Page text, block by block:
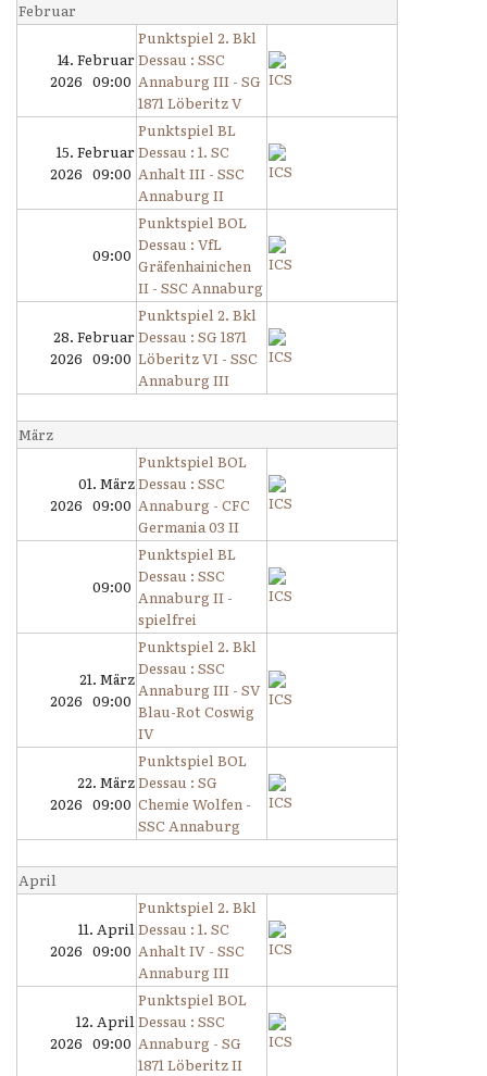
Februar
14. Februar
2026 09:00
Punktspiel 2. Bkl
Dessau : SSC
Annaburg III - SG
1871 Löberitz V
15. Februar
2026 09:00
Punktspiel BL
Dessau : 1. SC
Anhalt III - SSC
Annaburg II
09:00
Punktspiel BOL
Dessau : VfL
Gräfenhainichen
II - SSC Annaburg
28. Februar
2026 09:00
Punktspiel 2. Bkl
Dessau : SG 1871
Löberitz VI - SSC
Annaburg III
März
01. März
2026 09:00
Punktspiel BOL
Dessau : SSC
Annaburg - CFC
Germania 03 II
09:00
Punktspiel BL
Dessau : SSC
Annaburg II -
spielfrei
21. März
2026 09:00
Punktspiel 2. Bkl
Dessau : SSC
Annaburg III - SV
Blau-Rot Coswig
IV
22. März
2026 09:00
Punktspiel BOL
Dessau : SG
Chemie Wolfen -
SSC Annaburg
April
11. April
2026 09:00
Punktspiel 2. Bkl
Dessau : 1. SC
Anhalt IV - SSC
Annaburg III
12. April
2026 09:00
Punktspiel BOL
Dessau : SSC
Annaburg - SG
1871 Löberitz II